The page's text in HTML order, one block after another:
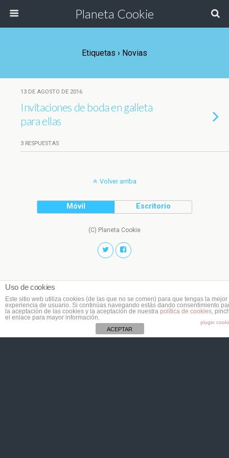
Planeta Cookie
Etiquetas › Novias
13 DE AGOSTO DE 2016
Invitaciones de boda en galleta
para ellas
3 RESPUESTAS
Volver arriba
Móvil Escritorio
(C) Planeta Cookie
Uso de cookies
Este sitio web utiliza cookies (de las que no se comen) para que tengas la mejor
experiencia de usuario. Si continúas navegando estás dando consentimiento
la aceptación de las cookies y la aceptación de nuestra política de cookies,
el enlace para mayor información.
plugin
ACEPTAR